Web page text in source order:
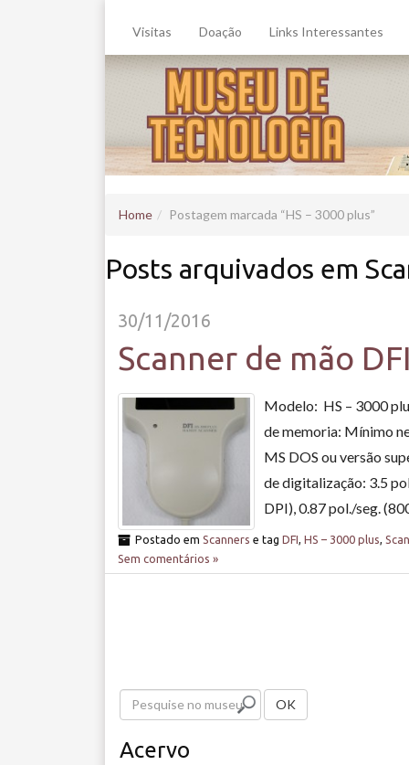
Visitas Doação Links Interessantes
Home Postagem marcada HS – 3000 plus
Posts arquivados em
30/11/2016
Scanner de mão
Modelo: HS – 3000
de memoria: Mínimo
MS DOS ou versão
de digitalização: 3.5
DPI), 0.87 pol./seg.
Postado em Scanners e tag DFI HS – 3000 plus
Sem comentários »
s
OK
Acervo